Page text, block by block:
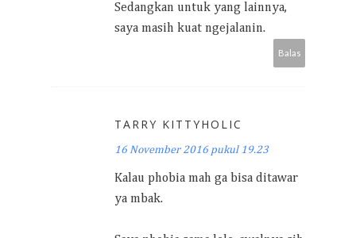
Sedangkan untuk yang lainnya,
saya masih kuat ngejalanin.
Balas
TARRY KITTYHOLIC
16 November 2016 pukul 19.23
Kalau phobia mah ga bisa ditawar
ya mbak.